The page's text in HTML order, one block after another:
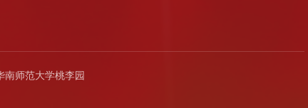
南师范大学桃李园